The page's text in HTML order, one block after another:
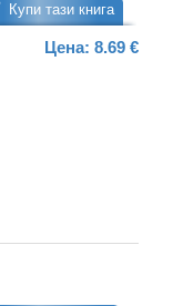
Купи тази книга
Цена: 8.69 €